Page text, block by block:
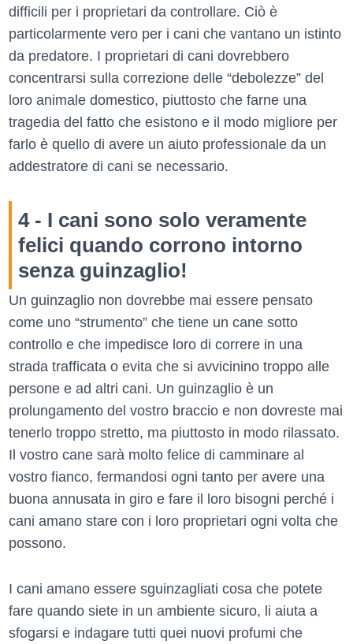
difficili per i proprietari da controllare. Ciò è
particolarmente vero per i cani che vantano un istinto
da predatore. I proprietari di cani dovrebbero
concentrarsi sulla correzione delle “debolezze” del
loro animale domestico, piuttosto che farne una
tragedia del fatto che esistono e il modo migliore per
farlo è quello di avere un aiuto professionale da un
addestratore di cani se necessario.
4 - I cani sono solo veramente
felici quando corrono intorno
senza guinzaglio!
Un guinzaglio non dovrebbe mai essere pensato
come uno “strumento” che tiene un cane sotto
controllo e che impedisce loro di correre in una
strada trafficata o evita che si avvicinino troppo alle
persone e ad altri cani. Un guinzaglio è un
prolungamento del vostro braccio e non dovreste mai
tenerlo troppo stretto, ma piuttosto in modo rilassato.
Il vostro cane sarà molto felice di camminare al
vostro fianco, fermandosi ogni tanto per avere una
buona annusata in giro e fare il loro bisogni perché i
cani amano stare con i loro proprietari ogni volta che
possono.
I cani amano essere sguinzagliati cosa che potete
fare quando siete in un ambiente sicuro, li aiuta a
sfogarsi e indagare tutti quei nuovi profumi che